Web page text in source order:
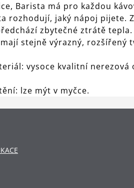
Barista má pro každou
rozhodují, jaký nápoj pijete.
zbytečné ztrátě
stejně výrazný, rozšířený
vysoce kvalitní
lze mýt v myčce.